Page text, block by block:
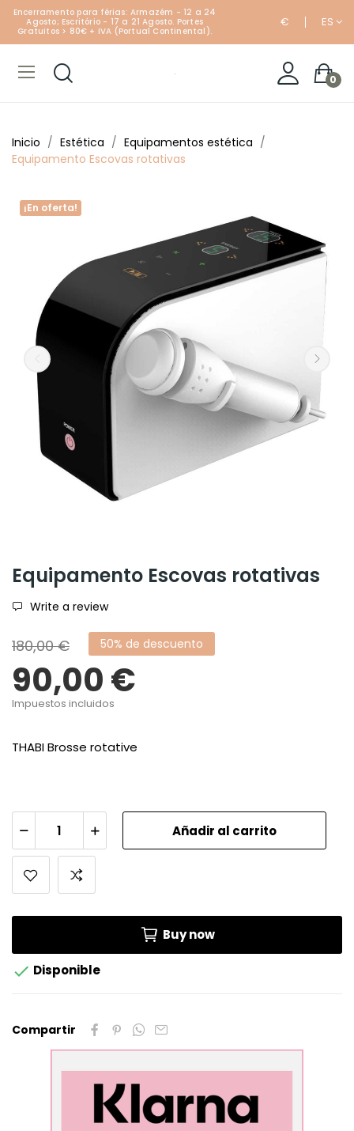
Encerramento para férias: Armazém - 12 a 24
Agosto; Escritório - 17 a 21 Agosto. Portes
Gratuitos > 80€ + IVA (Portual Continental).
€ ES
0
Inicio Estética
Equipamentos estética
Equipamento Escovas rotativas
¡En oferta!
Equipamento Escovas rotativas
Write a review
180,00 € 50% de descuento
90,00 €
Impuestos incluidos
THABI Brosse rotative
Añadir al carrito
Buy now
 Disponible
Compartir